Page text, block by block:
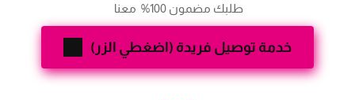
طلبك مضمون 100%  معنا
خدمة توصيل فريدة (اضغطي الزر)